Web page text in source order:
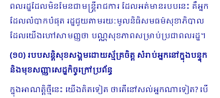
ពលរដ្ឋដែលមិនមែនជាមន្ត្រីរាជការ ដែលអត់មានរបបនេះ គឺអ្នក
ដែលលំបាកបំផុត រដ្ឋជួយតាមរយៈមូលនិធិសមធម៌សុខាភិបាល
ដែលយើងហៅសាមញ្ញថា បណ្ណសុខភាពសម្រាប់ប្រជាពលរដ្ឋ។
(១០) របបសន្តិសុខសង្គមដោយស្ម័គ្រចិត្ត សំរាប់អ្នកនៅក្នុងបន្ទុក
និងមុខសញ្ញាសេដ្ឋកិច្ចក្រៅប្រព័ន្ធ
ក្នុងអាណត្តិថ្មីនេះ យើងគិតទៀត ថាតើនៅសល់អ្នកណាទៀត? បើ